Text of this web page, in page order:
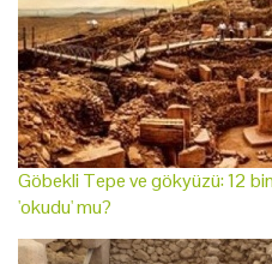
Göbekli Tepe ve gökyüzü: 12 bin
'okudu' mu?